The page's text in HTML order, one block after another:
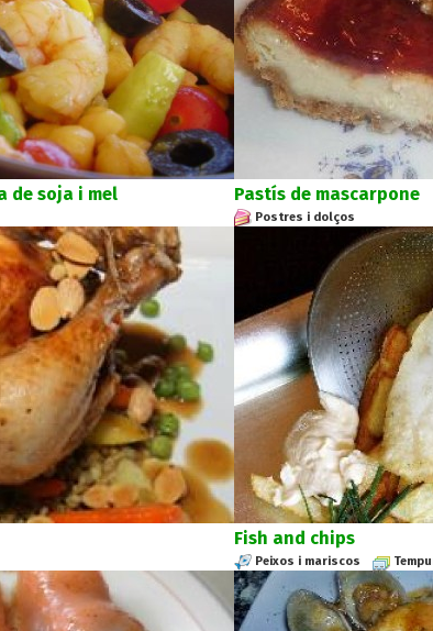
de soja i mel Pastís de mascarpone
Postres i dolços
Fish and chips
Peixos i mariscos